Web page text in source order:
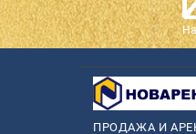
ПРОДАЖА И